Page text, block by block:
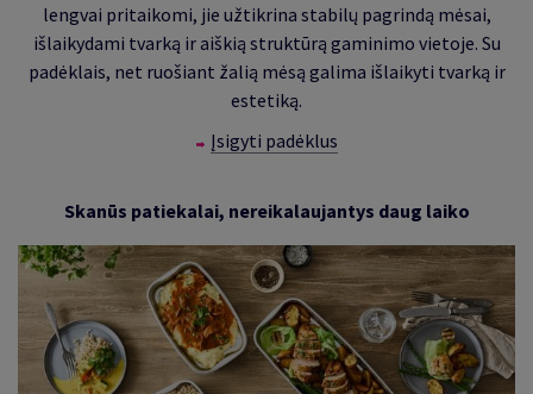
lengvai pritaikomi, jie užtikrina stabilų pagrindą mėsai,
išlaikydami tvarką ir aiškią struktūrą gaminimo vietoje. Su
padėklais, net ruošiant žalią mėsą galima išlaikyti tvarką ir
estetiką.
Įsigyti padėklus
Skanūs patiekalai, nereikalaujantys daug laiko